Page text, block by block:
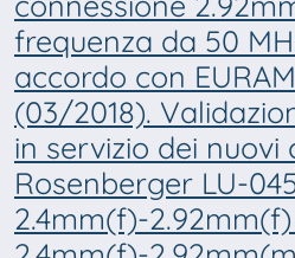
frequenza da 50
accordo con
(03/2018).
in servizio dei nuovi
Rosenberger LU-
2.4mm(f)-